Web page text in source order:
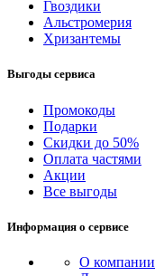
Гвоздики
Альстромерия
Хризантемы
Выгоды сервиса
Промокоды
Подарки
Скидки до 50%
Оплата частями
Акции
Все выгоды
Информация о сервисе
О компании